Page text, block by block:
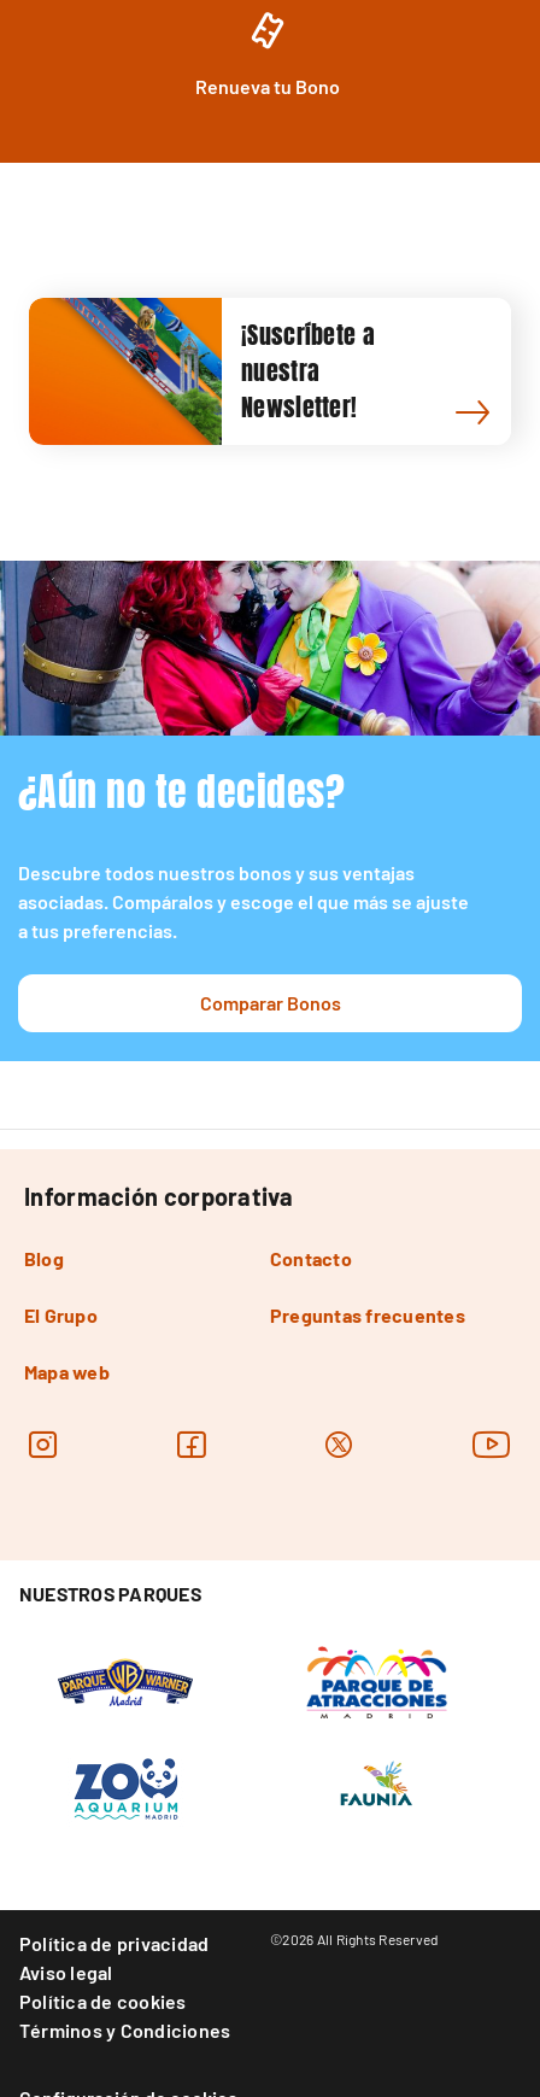
Renueva tu Bono
¡Suscríbete a
nuestra
Newsletter!
¿Aún no te decides?
Descubre todos nuestros bonos y sus ventajas
asociadas. Compáralos y escoge el que más se ajuste
a tus preferencias.
Comparar Bonos
Información corporativa
Blog Contacto
El Grupo Preguntas frecuentes
Mapa web
NUESTROS PARQUES
Política de privacidad
Aviso legal
Política de cookies
Términos y Condiciones
©2026 All Rights Reserved